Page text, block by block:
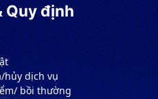
Quy định
dịch vụ
bồi thường